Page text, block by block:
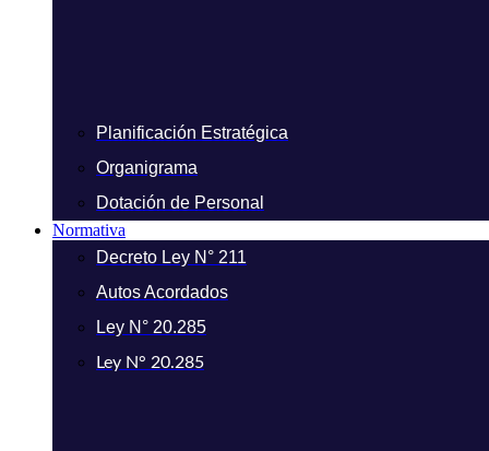
Planificación Estratégica
Organigrama
Dotación de Personal
Normativa
Decreto Ley N° 211
Autos Acordados
Ley N° 20.285
Ley N° 20.285